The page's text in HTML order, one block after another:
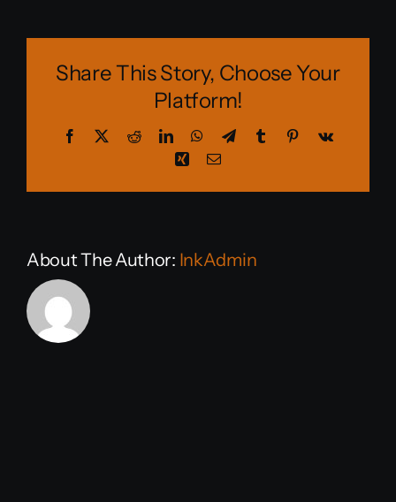
industria
específica?
Share This Story, Choose Your
Platform!
Facebook RedditLinkedInWhatsApp
TelegramTumblr Pinterest
Vk
XingEmail
About The Author: InkAdmin